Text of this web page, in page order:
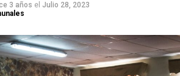
3 años el Julio 28, 2023